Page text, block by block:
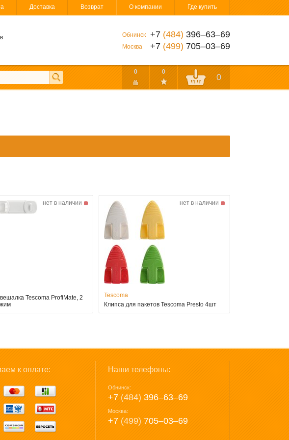
Доставка Возврат О компании Где купить
Обнинск +7 (484) 396‒63‒69
Москва +7 (499) 705‒03‒69
0 0
0
нет в наличии
Tescoma ProfiMate, 2
нет в наличии
Tescoma
Клипса для пакетов Tescoma Presto 4шт
к оплате: Наши телефоны:
Обнинск:
+7 (484) 396‒63‒69
Москва:
+7 (499) 705‒03‒69